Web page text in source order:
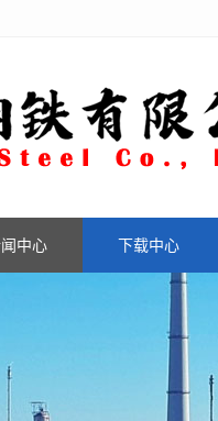
中心 下载中心